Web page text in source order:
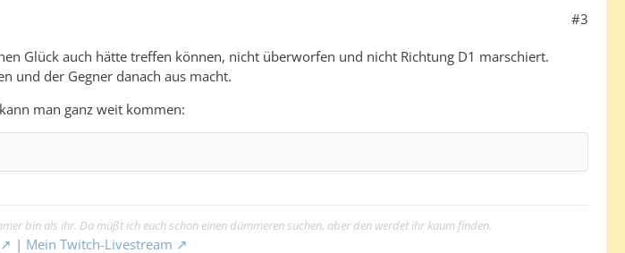
#3
Glück auch hätte treffen können, nicht überworfen und nicht Richtung D1 marschiert.
und der Gegner danach aus macht.
man ganz weit kommen:
bin als ihr. Da müßt ich euch schon einen dümmeren suchen, aber den werdet ihr kaum finden.
| Mein Twitch-Livestream